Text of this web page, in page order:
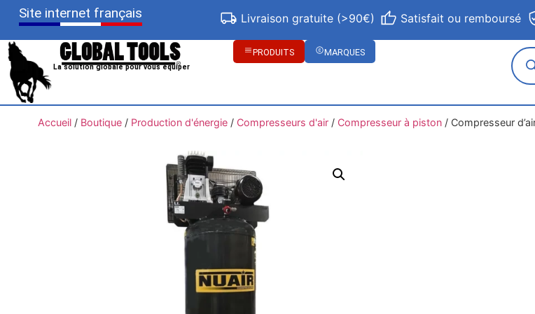
Site internet français Livraison gratuite (>90€) Satisfait ou remboursé
La solution globale pour vous équiper
PRODUITS MARQUES
Accueil/ Boutique/ Production d'énergie/ Compresseurs d'air/ Compresseur à piston/ Compresseur